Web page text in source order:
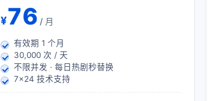
¥76 / 月
有效期1 个月
30,000 次 / 天
不限并发 · 每日热剧秒替换
7×24 技术支持